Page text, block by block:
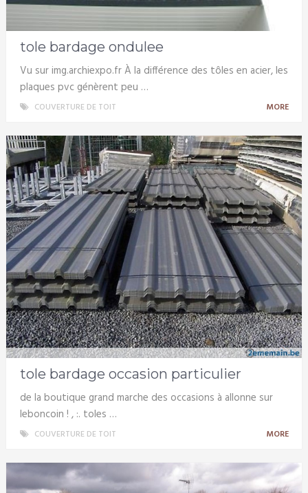
tole bardage ondulee
Vu sur img.archiexpo.fr À la différence des tôles en acier, les
plaques pvc génèrent peu …
COUVERTURE DE TOIT MORE
tole bardage occasion particulier
de la boutique grand marche des occasions à allonne sur
leboncoin ! , :. toles …
COUVERTURE DE TOIT MORE